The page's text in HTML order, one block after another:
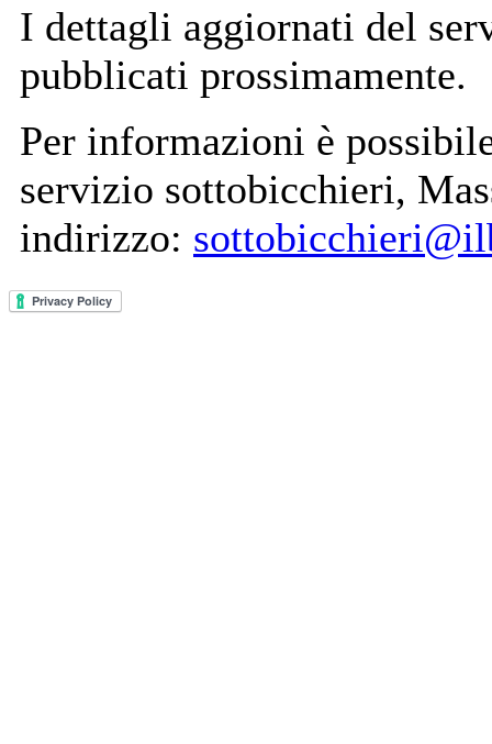
I dettagli aggiornati del
pubblicati prossimamente.
Per informazioni è
servizio sottobicchieri,
indirizzo: